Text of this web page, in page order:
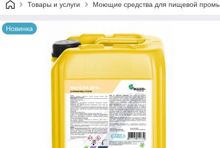
Товары и услуги Моющие средства для пищевой
Новинка